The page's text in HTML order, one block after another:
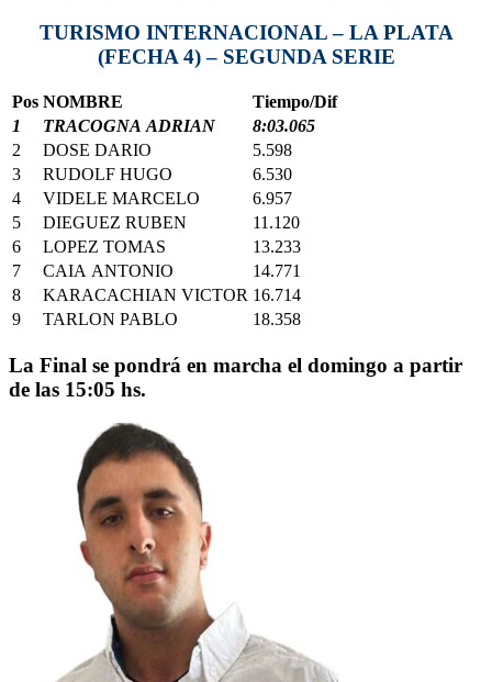
TURISMO INTERNACIONAL – LA PLATA
(FECHA 4) – SEGUNDA SERIE
Pos NOMBRE
Tiempo/Dif
1
TRACOGNA ADRIAN
8:03.065
2
DOSE DARIO
5.598
3
RUDOLF HUGO
6.530
4
VIDELE MARCELO
6.957
5
DIEGUEZ RUBEN
11.120
6
LOPEZ TOMAS
13.233
7
CAIA ANTONIO
14.771
8
KARACACHIAN VICTOR 16.714
9
TARLON PABLO 18.358
La Final se pondrá en marcha el domingo a partir
de las 15:05 hs.